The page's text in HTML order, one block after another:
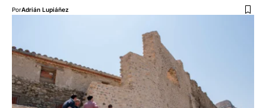
PorAdrián Lupiáñez